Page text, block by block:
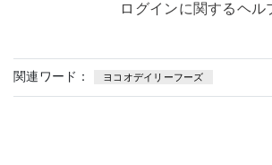
ログインに関するヘル
関連ワード： ヨコオデイリーフーズ